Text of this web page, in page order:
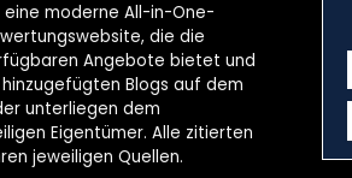
moderne All-in-One-
die die
Angebote bietet und
Blogs auf dem
unterliegen dem
Eigentümer. Alle zitierten
jeweiligen Quellen.